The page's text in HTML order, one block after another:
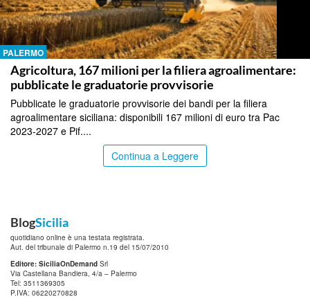
PALERMO
Agricoltura, 167 milioni per la filiera agroalimentare:
pubblicate le graduatorie provvisorie
Pubblicate le graduatorie provvisorie dei bandi per la filiera
agroalimentare siciliana: disponibili 167 milioni di euro tra Pac
2023-2027 e Pif....
Continua a Leggere
BlogSicilia
quotidiano online è una testata registrata.
Aut. del tribunale di Palermo n.19 del 15/07/2010
Editore: SiciliaOnDemand Srl
Via Castellana Bandiera, 4/a – Palermo
Tel: 3511369305
P.IVA: 06220270828